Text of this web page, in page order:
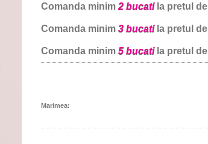
Comanda minim 2 bucatila pretul de
Comanda minim 3 bucatila pretul de
Comanda minim 5 bucatila pretul de
Marimea: